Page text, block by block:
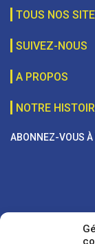
TOUS NOS
SUIVEZ-NOUS
A PROPOS
NOTRE
ABONNEZ-VOUS À